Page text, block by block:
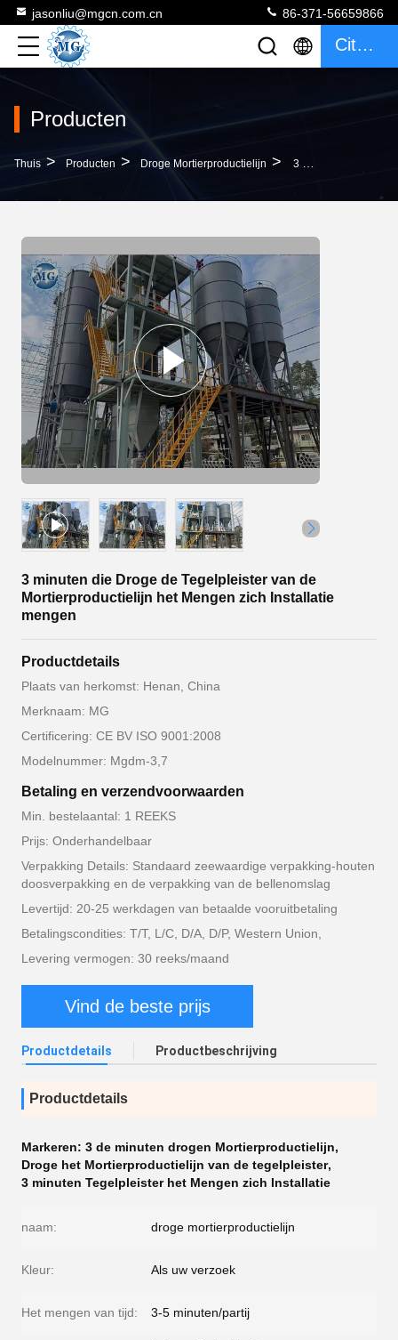
jasonliu@mgcn.com.cn 86-371-56659866
Citaat
Producten
Thuis > Producten > Droge Mortierproductielijn > 3 Minuten Die Droge De Tegelpleister Van De Mortierproductielijn Het Mengen Zich Installatie Mengen
3 minuten die Droge de Tegelpleister van de
Mortierproductielijn het Mengen zich Installatie
mengen
Productdetails
Plaats van herkomst: Henan, China
Merknaam: MG
Certificering: CE BV ISO 9001:2008
Modelnummer: Mgdm-3,7
Betaling en verzendvoorwaarden
Min. bestelaantal: 1 REEKS
Prijs: Onderhandelbaar
Verpakking Details: Standaard zeewaardige verpakking-houten
doosverpakking en de verpakking van de bellenomslag
Levertijd: 20-25 werkdagen van betaalde vooruitbetaling
Betalingscondities: T/T, L/C, D/A, D/P, Western Union,
Levering vermogen: 30 reeks/maand
Vind de beste prijs
Productdetails Productbeschrijving
Productdetails
Markeren: 3 de minuten drogen Mortierproductielijn,
Droge het Mortierproductielijn van de tegelpleister,
3 minuten Tegelpleister het Mengen zich Installatie
naam: droge mortierproductielijn
Kleur: Als uw verzoek
Het mengen van tijd: 3-5 minuten/partij